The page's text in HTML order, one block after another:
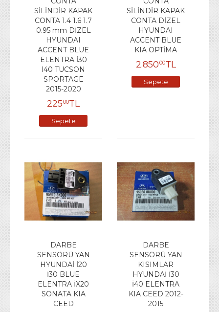
SİLİNDİR KAPAK
CONTA 1.4 1.6 1.7
0.95 mm DİZEL
HYUNDAI
ACCENT BLUE
ELENTRA İ30
İ40 TUCSON
SPORTAGE
2015-2020
22500TL
Sepete
SİLİNDİR KAPAK
CONTA DİZEL
HYUNDAI
ACCENT BLUE
KIA OPTİMA
2.85000TL
Sepete
DARBE
SENSÖRÜ YAN
HYUNDAİ İ20
İ30 BLUE
ELENTRA İX20
SONATA KIA
CEED
DARBE
SENSÖRÜ YAN
KISIMLAR
HYUNDAİ İ30
İ40 ELENTRA
KIA CEED 2012-
2015